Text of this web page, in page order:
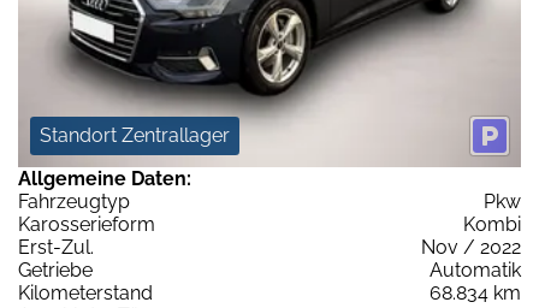
Standort Zentrallager
Allgemeine Daten:
Fahrzeugtyp
Pkw
Karosserieform
Kombi
Erst-Zul.
Nov / 2022
Getriebe
Automatik
Kilometerstand
68.834 km